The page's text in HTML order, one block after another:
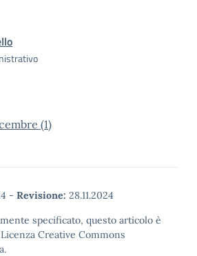
(1)
- Revisione: 28.11.2024
specificato, questo articolo è
Creative Commons